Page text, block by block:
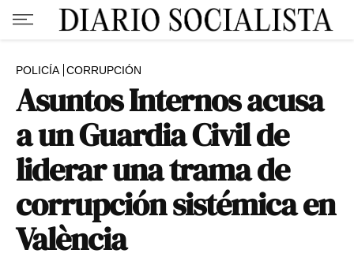
POLICÍA CORRUPCIÓN
Asuntos Internos acusa
a un Guardia Civil de
liderar una trama de
corrupción sistémica en
València